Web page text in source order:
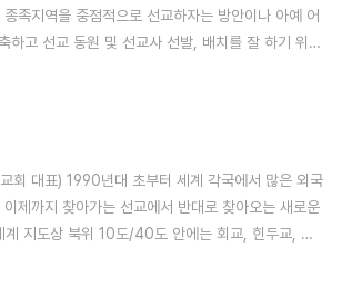
족지역을 중점적으로 선교하자는 방안이나 아예 어
하고 선교 동원 및 선교사 선발, 배치를 잘 하기 위한
대표) 1990년대 초부터 세계 각국에서 많은 외국
제까지 찾아가는 선교에서 반대로 찾아오는 새로운
지도상 북위 10도/40도 안에는 회교, 힌두교, 불